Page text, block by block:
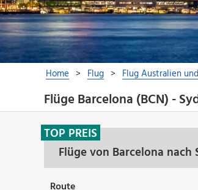
Flüge Barcelona (BCN) -
Flüge von Barcelona
TOP PREIS